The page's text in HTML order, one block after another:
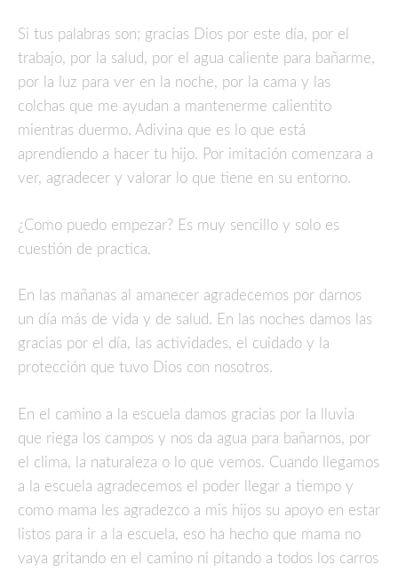
Si tus palabras son; gracias Dios por este día, por el
trabajo, por la salud, por el agua caliente para bañarme,
por la luz para ver en la noche, por la cama y las
colchas que me ayudan a mantenerme calientito
mientras duermo. Adivina que es lo que está
aprendiendo a hacer tu hijo. Por imitación comenzara a
ver, agradecer y valorar lo que tiene en su entorno.
¿Como puedo empezar? Es muy sencillo y solo es
cuestión de practica.
En las mañanas al amanecer agradecemos por darnos
un día más de vida y de salud. En las noches damos las
gracias por el día, las actividades, el cuidado y la
protección que tuvo Dios con nosotros.
En el camino a la escuela damos gracias por la lluvia
que riega los campos y nos da agua para bañarnos, por
el clima, la naturaleza o lo que vemos. Cuando llegamos
a la escuela agradecemos el poder llegar a tiempo y
como mama les agradezco a mis hijos su apoyo en estar
listos para ir a la escuela, eso ha hecho que mama no
vaya gritando en el camino ni pitando a todos los carros